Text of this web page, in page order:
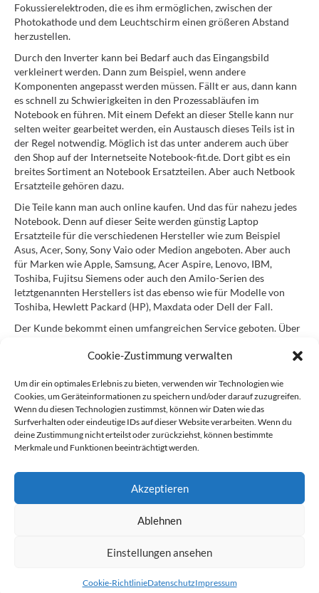
Cookie-Zustimmung verwalten
Um dir ein optimales Erlebnis zu bieten, verwenden wir Technologien wie
Cookies, um Geräteinformationen zu speichern und/oder darauf zuzugreifen.
Wenn du diesen Technologien zustimmst, können wir Daten wie das
Surfverhalten oder eindeutige IDs auf dieser Website verarbeiten. Wenn du
deine Zustimmung nicht erteilst oder zurückziehst, können bestimmte
Merkmale und Funktionen beeinträchtigt werden.
Akzeptieren
Ablehnen
Einstellungen ansehen
Cookie-RichtlinieDatenschutzImpressum
Fokussierelektroden, die es ihm ermöglichen, zwischen der
Photokathode und dem Leuchtschirm einen größeren Abstand
herzustellen.
Durch den Inverter kann bei Bedarf auch das Eingangsbild
verkleinert werden. Dann zum Beispiel, wenn andere
Komponenten angepasst werden müssen. Fällt er aus, dann kann
es schnell zu Schwierigkeiten in den Prozessabläufen im
Notebook en führen. Mit einem Defekt an dieser Stelle kann nur
selten weiter gearbeitet werden, ein Austausch dieses Teils ist in
der Regel notwendig. Möglich ist das unter anderem auch über
den Shop auf der Internetseite Notebook-fit.de. Dort gibt es ein
breites Sortiment an Notebook Ersatzteilen. Aber auch Netbook
Ersatzteile gehören dazu.
Die Teile kann man auch online kaufen. Und das für nahezu jedes
Notebook. Denn auf dieser Seite werden günstig Laptop
Ersatzteile für die verschiedenen Hersteller wie zum Beispiel
Asus, Acer, Sony, Sony Vaio oder Medion angeboten. Aber auch
für Marken wie Apple, Samsung, Acer Aspire, Lenovo, IBM,
Toshiba, Fujitsu Siemens oder auch den Amilo-Serien des
letztgenannten Herstellers ist das ebenso wie für Modelle von
Toshiba, Hewlett Packard (HP), Maxdata oder Dell der Fall.
Der Kunde bekommt einen umfangreichen Service geboten. Über
Notebooks erhältlich. Ihr Markenzeichen ist die Super-
SSD-Festplatte integriert ist oder die auch über ein Touch-Display
verfügen, das schwenkbar ist. Es ist vor allem die Mobilität und
Zuverlässigkeit, die diese Geräte auszeichnet. Einige haben sogar
einen Cover-Sicherheitsrahmen und sind stoßgedämpft. Dieser
Internet-Shop bietet auch für diese Hightech-Geräte einen 24
Cookie-Richtlinie (EU)
Powered by Vangerow GmbH
MeinMacher